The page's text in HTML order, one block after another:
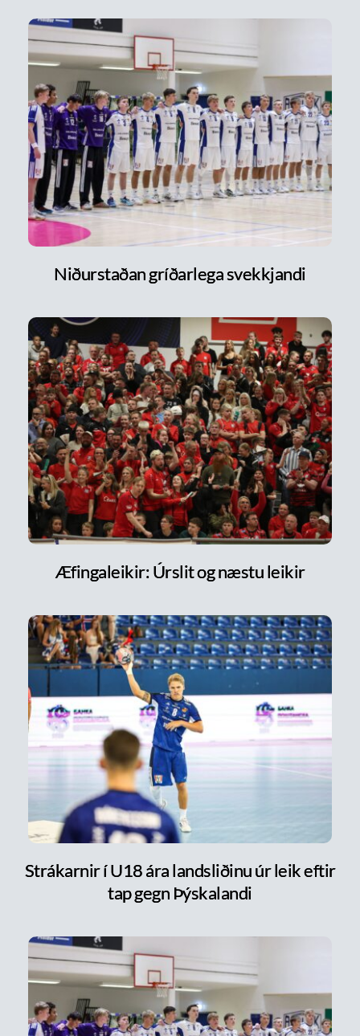
Niðurstaðan gríðarlega svekkjandi
Æfingaleikir: Úrslit og næstu leikir
Strákarnir í U18 ára landsliðinu úr leik eftir
tap gegn Þýskalandi